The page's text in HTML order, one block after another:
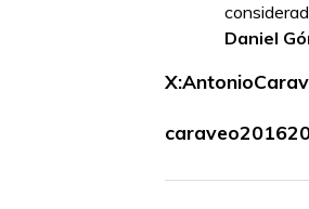
Daniel